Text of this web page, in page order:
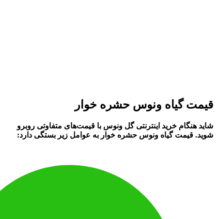
قیمت گیاه ونوس حشره خوار
شاید هنگام خرید اینترنتی گل ونوس با قیمت‌های متفاوتی روبرو
شوید. قیمتگیاه ونوس حشره خوار به عوامل زیر بستگی دارد: